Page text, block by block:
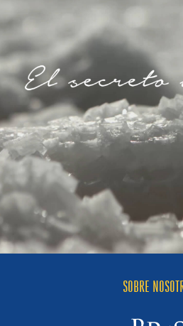
SOBRE